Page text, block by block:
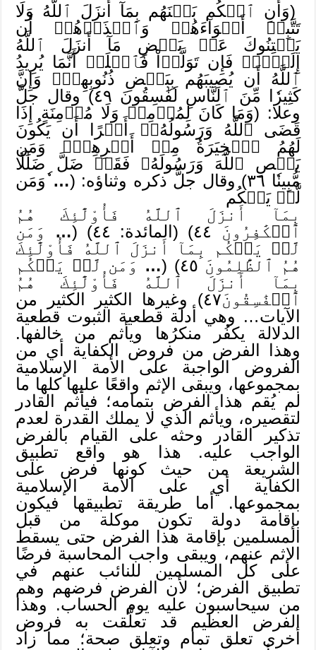
(وَأَنِ ٱحۡكُم بَيۡنَهُم بِمَآ أَنزَلَ ٱللَّهُ وَلَا
تَتَّبِعۡ أَهۡوَآءَهُمۡ وَٱحۡذَرۡهُمۡ أَن
يَفۡتِنُوكَ عَنۢ بَعۡضِ مَآ أَنزَلَ ٱللَّهُ
إِلَيۡكَۖ فَإِن تَوَلَّوۡاْ فَٱعۡلَمۡ أَنَّمَا يُرِيدُ
ٱللَّهُ أَن يُصِيبَهُم بِبَعۡضِ ذُنُوبِهِمۡۗ وَإِنَّ
كَثِيرٗا مِّنَ ٱلنَّاسِ لَفَٰسِقُونَ ٤٩) وقال جلَّ
وعلا: (وَمَا كَانَ لِمُؤۡمِنٖ وَلَا مُؤۡمِنَةٍ إِذَا
قَضَى ٱللَّهُ وَرَسُولُهُۥٓ أَمۡرًا أَن يَكُونَ
لَهُمُ ٱلۡخِيَرَةُ مِنۡ أَمۡرِهِمۡۗ وَمَن
يَعۡصِ ٱللَّهَ وَرَسُولَهُۥ فَقَدۡ ضَلَّ ضَلَٰلٗا
مُّبِينٗا ٣٦) وقال جلَّ ذكره وثناؤه: (
…ٗوَمَن
لَّمۡ يَحۡكُم
بِمَآ أَنزَلَ ٱللَّهُ فَأُوْلَٰٓئِكَ هُمُ
ٱلۡكَٰفِرُونَ ٤٤) (المائدة: ٤٤) (
…
وَمَن
لَّمۡ يَحۡكُم بِمَآ أَنزَلَ ٱللَّهُ فَأُوْلَٰٓئِكَ
هُمُ ٱلظَّٰلِمُونَ ٤٥) (
… وَمَن لَّمۡ يَحۡكُم
بِمَآ أَنزَلَ ٱللَّهُ فَأُوْلَٰٓئِكَ هُمُ
ٱلۡفَٰسِقُونَ٤٧) وغيرها الكثير الكثير من
الآيات… وهي أدلة قطعية الثبوت قطعية
الدلالة يكفُر منكرُها ويأثم من خالفها.
وهذا الفرض من فروض الكفاية أي من
الفروض الواجبة على الأمة الإسلامية
بمجموعها، ويبقى الإثم واقعًا عليها كلها ما
لم يُقم هذا الفرض بتمامه؛ فيأثم القادر
لتقصيره، ويأثم الذي لا يملك القدرة لعدم
تذكير القادر وحثه على القيام بالفرض
الواجب عليه. هذا هو واقع تطبيق
الشريعة من حيث كونها فرض على
الكفاية أي على الأمة الإسلامية
بمجموعها. أما طريقة تطبيقها فيكون
بإقامة دولة تكون موكلة من قبل
المسلمين بإقامة هذا الفرض حتى يسقط
الإثم عنهم، ويبقى واجب المحاسبة فرضًا
على كل المسلمين للنائب عنهم في
تطبيق الفرض؛ لأن الفرض فرضهم وهم
من سيحاسبون عليه يوم الحساب. وهذا
الفرض العظيم قد تعلَّقت به فروض
أخرى تعلق تمام وتعلق صحة؛ مما زاد